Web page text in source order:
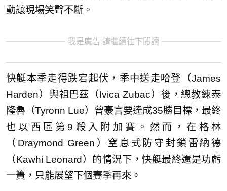
動讓現場笑聲不斷。
我是廣告 請繼續往下閱讀
快艇本季走得跌宕起伏，季中送走哈登（James
Harden）與祖巴茲（Ivica Zubac）後，總教練泰
隆魯（Tyronn Lue）曾豪言要達成35勝目標，最終
也以西區第9殺入附加賽。然而，在格林
（Draymond Green）窒息式防守封鎖雷納德
（Kawhi Leonard）的情況下，快艇最終還是功虧
一簣，只能展望下個賽季再來。